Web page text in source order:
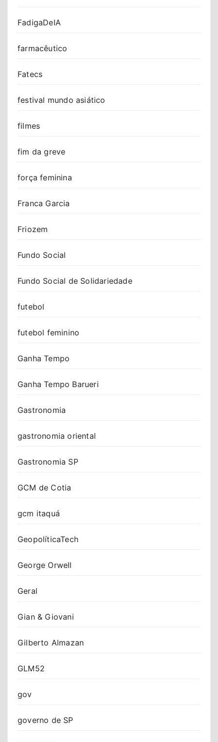
FadigaDeIA
farmacêutico
Fatecs
festival mundo asiático
filmes
fim da greve
força feminina
Franca Garcia
Friozem
Fundo Social
Fundo Social de Solidariedade
futebol
futebol feminino
Ganha Tempo
Ganha Tempo Barueri
Gastronomia
gastronomia oriental
Gastronomia SP
GCM de Cotia
gcm itaquá
GeopolíticaTech
George Orwell
Geral
Gian & Giovani
Gilberto Almazan
GLM52
gov
governo de SP